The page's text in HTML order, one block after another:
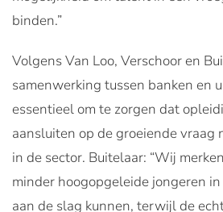
binden.”
Volgens Van Loo, Verschoor en
samenwerking tussen banken en
essentieel om te zorgen dat
aansluiten op de groeiende vraag
in de sector. Buitelaar: “Wij
minder hoogopgeleide jongeren
aan de slag kunnen, terwijl de